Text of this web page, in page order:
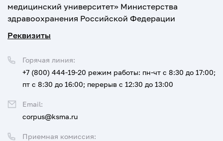
медицинский университет» Министерства
здравоохранения Российской Федерации
Реквизиты
Приемная комиссия:
Горячая линия:
+7 (800) 444-19-20 режим работы: пн-чт с 8:30 до 17:00;
пт с 8:30 до 16:00; перерыв с 12:30 до 13:00
Email:
corpus@ksma.ru